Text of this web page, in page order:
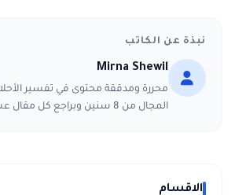
نبذة عن الكاتب
Mirna Shewil
محررة ومدققة محتوى في تفسير
المجال من 8 سنين وبراجع كل مقال عشان أتأكد من دقته.
الاقسام